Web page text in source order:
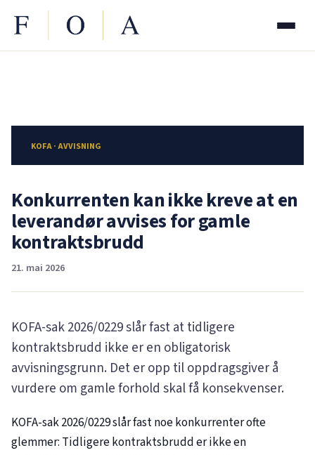
KOFA · AVVISNING
Konkurrenten kan ikke kreve at en
leverandør avvises for gamle
kontraktsbrudd
21. mai 2026
KOFA-sak2026/0229slår fast at tidligere
kontraktsbrudd ikke er en obligatorisk
avvisningsgrunn. Det er opp til oppdragsgiver å
vurdere om gamle forhold skal få konsekvenser.
KOFA-sak2026/0229slår fast noe konkurrenter ofte
glemmer: Tidligere kontraktsbrudd er ikke en